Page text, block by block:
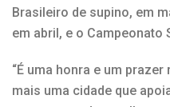
Brasileiro de supino, em
em abril, e o Campeonato
“É uma honra e um
mais uma cidade que